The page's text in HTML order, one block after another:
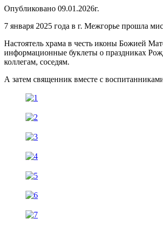
Опубликовано 09.01.2026г.
7 января 2025 года в г. Межгорье прошла
Настоятель храма в честь иконы Божией
информационные буклеты о праздниках
коллегам, соседям.
А затем священник вместе с